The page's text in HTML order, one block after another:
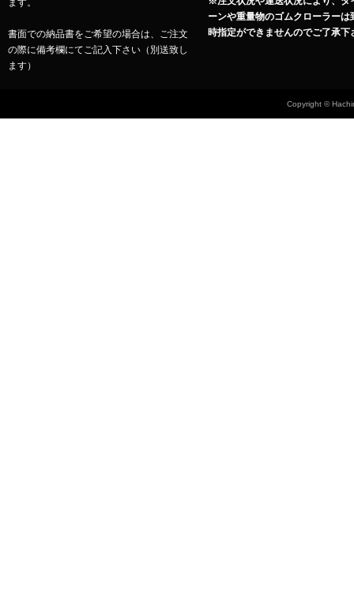
ます。
書面での納品書をご希望の場合は、ご注文
の際に備考欄にてご記入下さい（別送致し
ます）
ーンや重量物のゴムクローラーは
時指定ができませんのでご了承下
Copyright ©